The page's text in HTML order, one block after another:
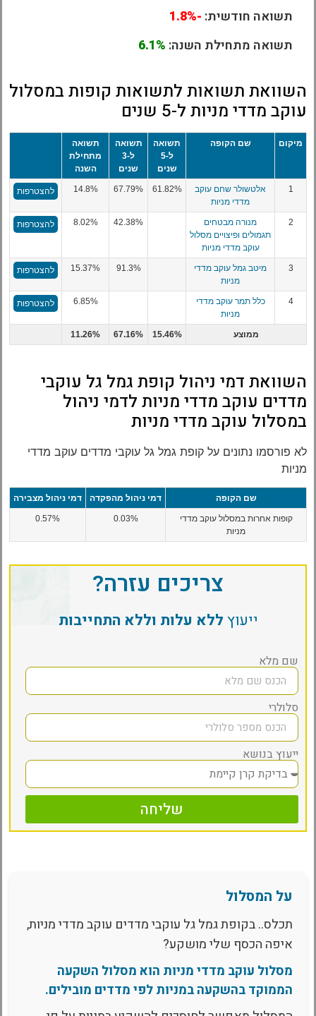
תשואה חודשית: -1.8%
תשואה מתחילת השנה: 6.1%
השוואת תשואות לתשואות קופות במסלול
עוקב מדדי מניות ל-5 שנים
מיקום שם הקופה
תשואה
ל-5
שנים
תשואה
ל-3
שנים
תשואה
מתחילת
השנה
1
אלטשולר שחם עוקב
מדדי מניות
61.82%
67.79%
14.8% להצטרפות
2
מנורה מבטחים
תגמולים ופיצויים מסלול
עוקב מדדי מניות
42.38%
8.02% להצטרפות
3
מיטב גמל עוקב מדדי
מניות
91.3%
15.37% להצטרפות
4
כלל תמר עוקב מדדי
מניות
6.85% להצטרפות
ממוצע 15.46%
67.16%
11.26%
השוואת דמי ניהול קופת גמל גל עוקבי
מדדים עוקב מדדי מניות לדמי ניהול
במסלול עוקב מדדי מניות
לא פורסמו נתונים על קופת גמל גל עוקבי מדדים עוקב מדדי
מניות
שם הקופה דמי ניהול מהפקדה דמי ניהול מצבירה
קופות אחרות במסלול עוקב מדדי
מניות
0.03%
0.57%
צריכים עזרה?
ייעוץללא עלות וללא התחייבות
שם מלא
סלולרי
ייעוץ בנושא
שליחה
על המסלול
תכלס.. בקופת גמל גל עוקבי מדדים עוקב מדדי מניות,
איפה הכסף שלי מושקע?
מסלול עוקב מדדי מניות הוא מסלול השקעה
הממוקד בהשקעה במניות לפי מדדים מובילים.